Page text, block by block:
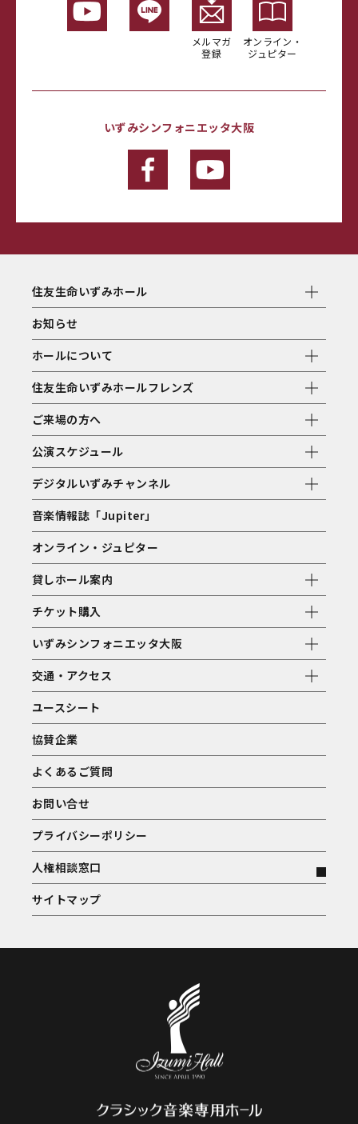
メルマガ
登録
オンライン・
ジュピター
いずみシンフォニエッタ大阪
住友生命いずみホール
お知らせ
ホールについて
住友生命いずみホールフレンズ
ご来場の方へ
公演スケジュール
デジタルいずみチャンネル
音楽情報誌「Jupiter」
オンライン・ジュピター
貸しホール案内
チケット購入
いずみシンフォニエッタ大阪
交通・アクセス
ユースシート
協賛企業
よくあるご質問
お問い合せ
プライバシーポリシー
人権相談窓口
サイトマップ